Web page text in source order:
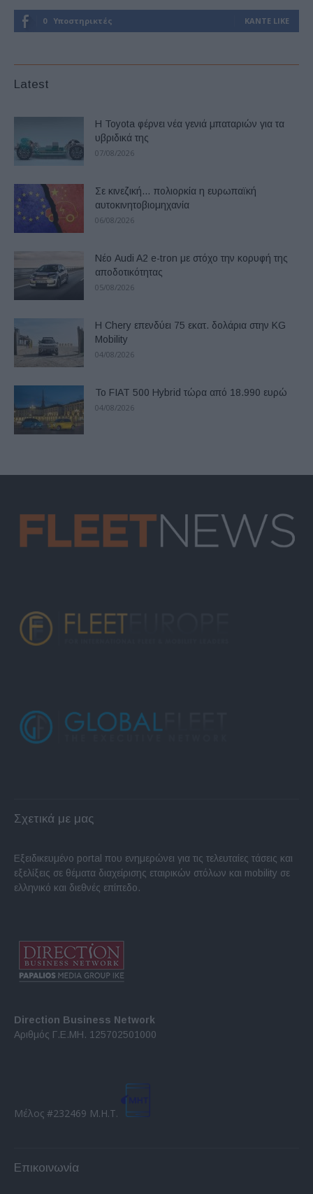
0 Υποστηρικτές ΚΆΝΤΕ LIKE
Latest
Η Toyota φέρνει νέα γενιά μπαταριών για τα
υβριδικά της
07/08/2026
Σε κινεζική… πολιορκία η ευρωπαϊκή
αυτοκινητοβιομηχανία
06/08/2026
Νέο Audi A2 e-tron με στόχο την κορυφή της
αποδοτικότητας
05/08/2026
Η Chery επενδύει 75 εκατ. δολάρια στην KG
Mobility
04/08/2026
Το FIAT 500 Hybrid τώρα από 18.990 ευρώ
04/08/2026
Σχετικά με μας
Εξειδικευμένο portal που ενημερώνει για τις τελευταίες τάσεις και
εξελίξεις σε θέματα διαχείρισης εταιρικών στόλων και mobility σε
ελληνικό και διεθνές επίπεδο.
Direction Business Network
Αριθμός Γ.Ε.ΜΗ. 125702501000
Μέλος #232469 Μ.Η.Τ.
Επικοινωνία